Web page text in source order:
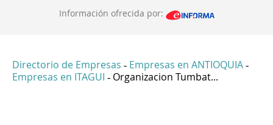
Información ofrecida por:
Directorio de Empresas - Empresas en ANTIOQUIA -
Empresas en ITAGUI - Organizacion Tumbat...